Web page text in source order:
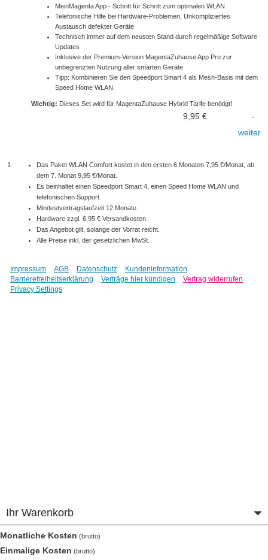
-
9,95 €
MeinMagenta App - Schritt für Schritt zum optimalen WLAN
Telefonische Hilfe bei Hardware-Problemen, Unkompliziertes
Austausch defekter Geräte
Technisch immer auf dem neusten Stand durch regelmäßige Software
Updates
Inklusive der Premium-Version MagentaZuhause App Pro zur
unbegrenzten Nutzung aller smarten Geräte
Tipp: Kombinieren Sie den Speedport Smart 4 als Mesh-Basis mit dem
Speed Home WLAN.
Wichtig: Dieses Set wird für MagentaZuhause Hybrid Tarife benötigt!
weiter
1
Das Paket WLAN Comfort kostet in den ersten 6 Monaten 7,95 €/Monat, ab
dem 7. Monat 9,95 €/Monat.
Es beinhaltet einen Speedport Smart 4, einen Speed Home WLAN und
telefonischen Support.
Mindestvertragslaufzeit 12 Monate.
Hardware zzgl. 6,95 € Versandkosten.
Das Angebot gilt, solange der Vorrat reicht.
Alle Preise inkl. der gesetzlichen MwSt.
Ihr Warenkorb
Monatliche Kosten
Einmalige Kosten
Impressum AGB Datenschutz
Kundeninformation
Barrierefreiheitserklärung
Verträge hier kündigen
Vertrag widerrufen
Privacy Settings